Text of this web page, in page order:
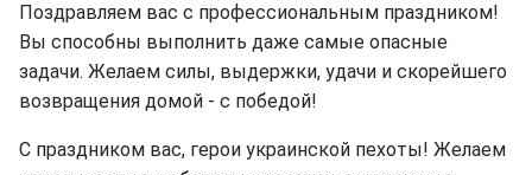
Поздравляем вас с профессиональным праздником!
Вы способны выполнить даже самые опасные
задачи. Желаем силы, выдержки, удачи и скорейшего
возвращения домой - с победой!
С праздником вас, герои украинской пехоты! Желаем